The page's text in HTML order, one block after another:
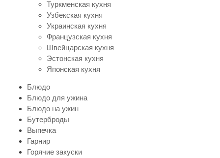
Туркменская кухня
Узбекская кухня
Украинская кухня
Французская кухня
Швейцарская кухня
Эстонская кухня
Японская кухня
Блюдо
Блюдо для ужина
Блюдо на ужин
Бутерброды
Выпечка
Гарнир
Горячие закуски